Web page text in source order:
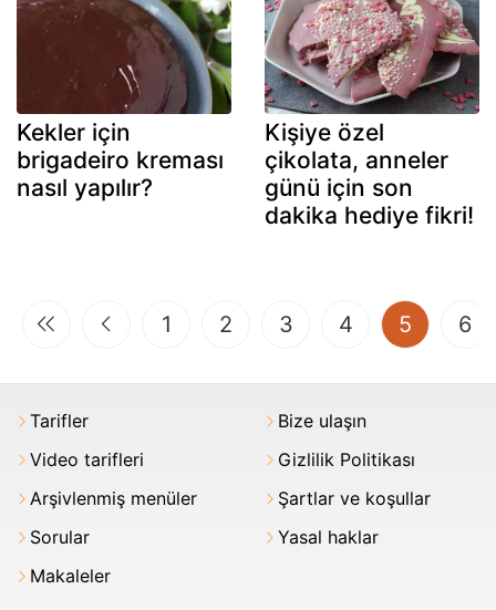
Kekler için
brigadeiro kreması
nasıl yapılır?
Kişiye özel
çikolata, anneler
günü için son
dakika hediye fikri!
1 2 3 4 5 6
Tarifler
Video tarifleri
Arşivlenmiş menüler
Sorular
Makaleler
Bize ulaşın
Gizlilik Politikası
Şartlar ve koşullar
Yasal haklar